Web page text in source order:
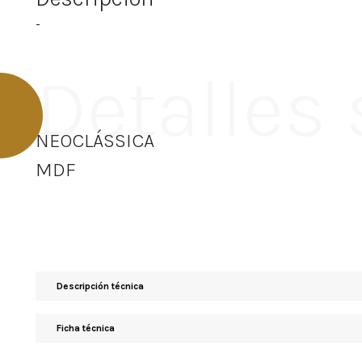
-
Detalles
NEOCLÁSSICA
MDF
Descripción técnica
Ficha técnica